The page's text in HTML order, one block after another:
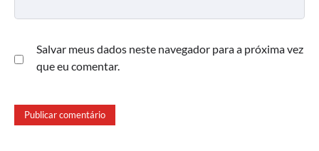
Salvar meus dados neste navegador para a próxima vez
que eu comentar.